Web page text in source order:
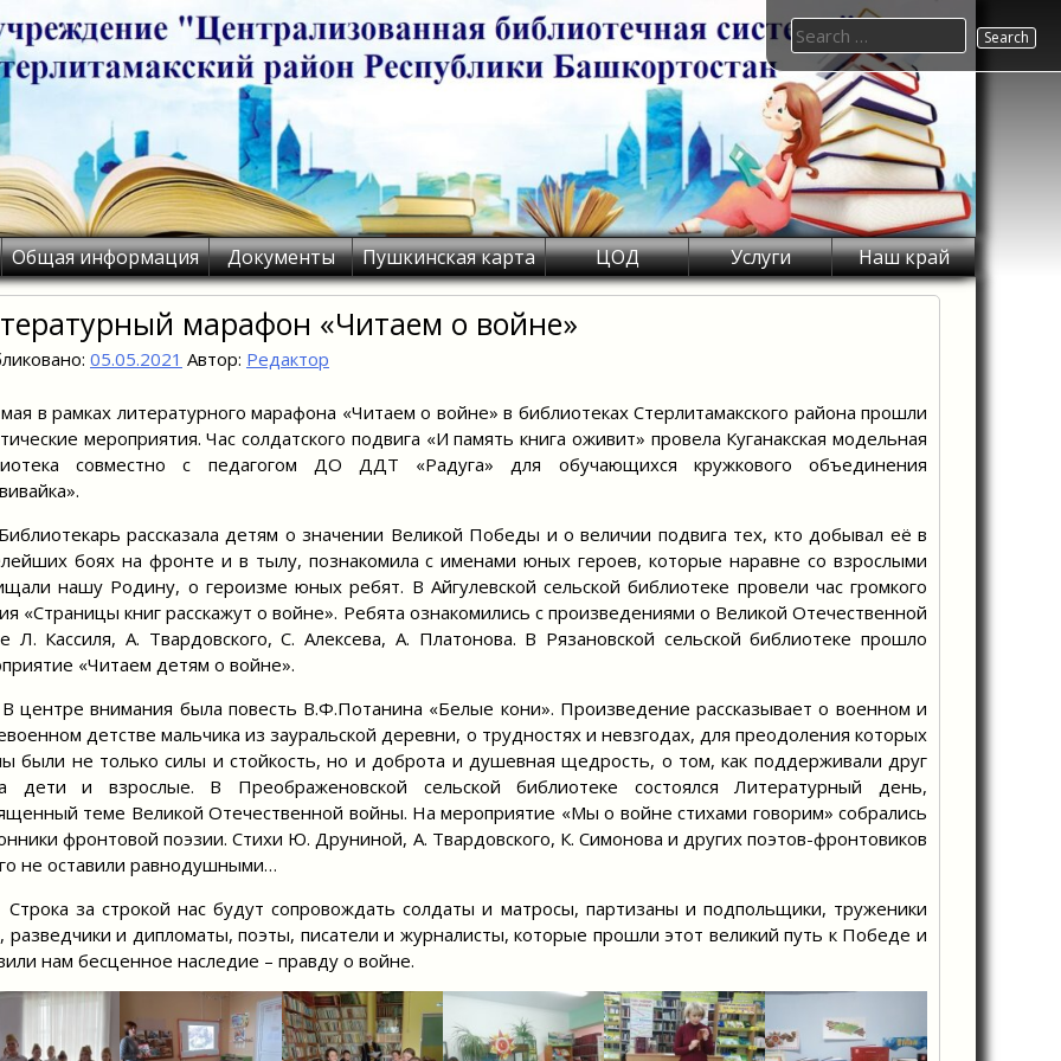
Общая информация Документы Пушкинская карта ЦОД Услуги Наш край
Search
for:
марафон «Читаем о войне»
05.05.2021 Автор: Редактор
в рамках литературного марафона «Читаем о войне» в библиотеках Стерлитамакского района прошли
мероприятия. Час солдатского подвига «И память книга оживит» провела Куганакская модельная
совместно с педагогом ДО ДДТ «Радуга» для обучающихся кружкового объединения
рассказала детям о значении Великой Победы и о величии подвига тех, кто добывал её в
боях на фронте и в тылу, познакомила с именами юных героев, которые наравне со взрослыми
нашу Родину, о героизме юных ребят. В Айгулевской сельской библиотеке провели час громкого
«Страницы книг расскажут о войне». Ребята ознакомились с произведениями о Великой Отечественной
Л. Кассиля, А. Твардовского, С. Алексева, А. Платонова. В Рязановской сельской библиотеке прошло
«Читаем детям о войне».
внимания была повесть В.Ф.Потанина «Белые кони». Произведение рассказывает о военном и
детстве мальчика из зауральской деревни, о трудностях и невзгодах, для преодоления которых
были не только силы и стойкость, но и доброта и душевная щедрость, о том, как поддерживали друг
дети и взрослые. В Преображеновской сельской библиотеке состоялся Литературный день,
теме Великой Отечественной войны. На мероприятие «Мы о войне стихами говорим» собрались
фронтовой поэзии. Стихи Ю. Друниной, А. Твардовского, К. Симонова и других поэтов-фронтовиков
не оставили равнодушными…
за строкой нас будут сопровождать солдаты и матросы, партизаны и подпольщики, труженики
разведчики и дипломаты, поэты, писатели и журналисты, которые прошли этот великий путь к Победе и
нам бесценное наследие – правду о войне.